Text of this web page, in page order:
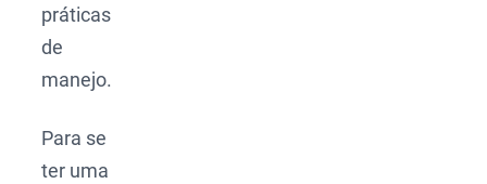
práticas
de
manejo.
Para se
ter uma